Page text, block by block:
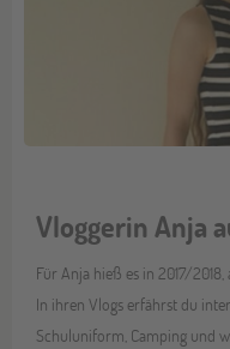
Vloggerin Anja
Für Anja hieß es in 2017/2018,
In ihren Vlogs erfährst du
Schuluniform, Camping und